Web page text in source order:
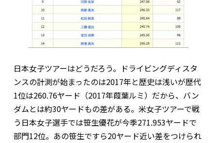
日本女子ツアーはどうだろう。ドライビングディスタ
ンスの計測が始まったのは2017年と歴史は浅いが歴代
1位は260.76ヤード（2017年葭葉ルミ）だから、バン
ダムとは約30ヤードもの差がある。米女子ツアーで戦
う日本女子選手では笹生優花が今季271.953ヤードで
部門12位。あの笹生ですら20ヤード近い差をつけられ